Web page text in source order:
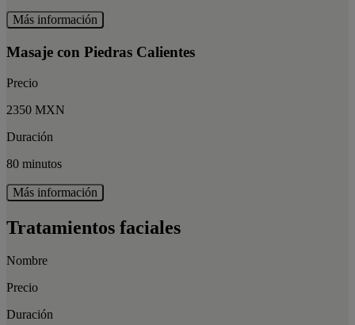
Más información
Masaje con Piedras Calientes
Precio
2350 MXN
Duración
80 minutos
Más información
Tratamientos faciales
Nombre
Precio
Duración